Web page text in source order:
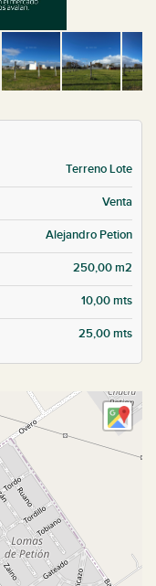
Terreno Lote
Venta
Alejandro Petion
250,00 m2
10,00 mts
25,00 mts